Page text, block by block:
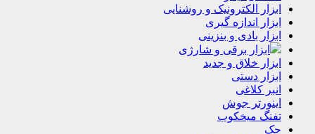
ابزار الکترونیک و روشنایی
ابزار اندازه گیری
ابزار بادی و بنزینی
ابزار برقی و شارژی
ابزار خلاق و جدید
ابزار دستی
انبر کلاغی
اینورتر جوش
تفنگ میخکوب
جک